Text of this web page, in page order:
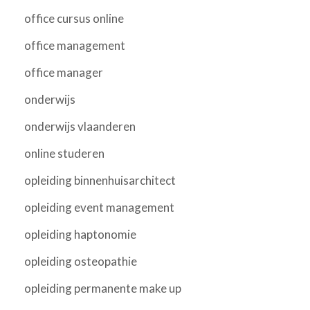
office cursus online
office management
office manager
onderwijs
onderwijs vlaanderen
online studeren
opleiding binnenhuisarchitect
opleiding event management
opleiding haptonomie
opleiding osteopathie
opleiding permanente make up